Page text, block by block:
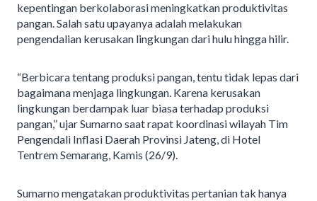
kepentingan berkolaborasi meningkatkan produktivitas
pangan. Salah satu upayanya adalah melakukan
pengendalian kerusakan lingkungan dari hulu hingga hilir.
“Berbicara tentang produksi pangan, tentu tidak lepas dari
bagaimana menjaga lingkungan. Karena kerusakan
lingkungan berdampak luar biasa terhadap produksi
pangan,” ujar Sumarno saat rapat koordinasi wilayah Tim
Pengendali Inflasi Daerah Provinsi Jateng, di Hotel
Tentrem Semarang, Kamis (26/9).
Sumarno mengatakan produktivitas pertanian tak hanya